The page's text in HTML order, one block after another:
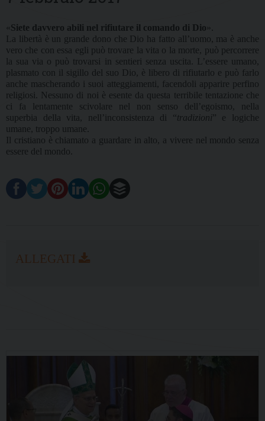
«Siete davvero abili nel rifiutare il comando di Dio».
La libertà è un grande dono che Dio ha fatto all’uomo, ma è anche
vero che con essa egli può trovare la vita o la morte, può percorrere
la sua via o può trovarsi in sentieri senza uscita. L’essere umano,
plasmato con il sigillo del suo Dio, è libero di rifiutarlo e può farlo
anche mascherando i suoi atteggiamenti, facendoli apparire perfino
religiosi. Nessuno di noi è esente da questa terribile tentazione che
ci fa lentamente scivolare nel non senso dell’egoismo, nella
superbia della vita, nell’inconsistenza di “tradizioni” e logiche
umane, troppo umane.
Il cristiano è chiamato a guardare in alto, a vivere nel mondo senza
essere del mondo.